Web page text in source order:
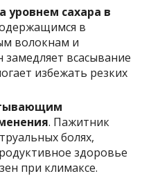
уровнем сахара в
в
волокнам и
замедляет всасывание
избежать резких
. Пажитник
болях,
здоровье
при климаксе.